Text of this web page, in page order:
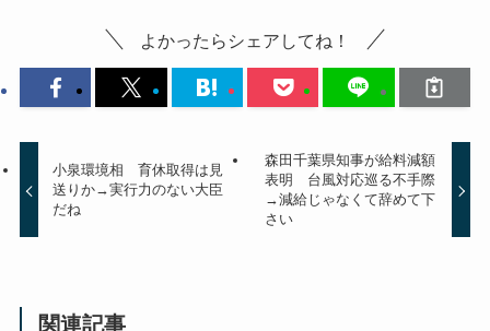
よかったらシェアしてね！
小泉環境相 育休取得は見
送りか→実行力のない大臣
だね
森田千葉県知事が給料減額
表明 台風対応巡る不手際
→減給じゃなくて辞めて下
さい
関連記事